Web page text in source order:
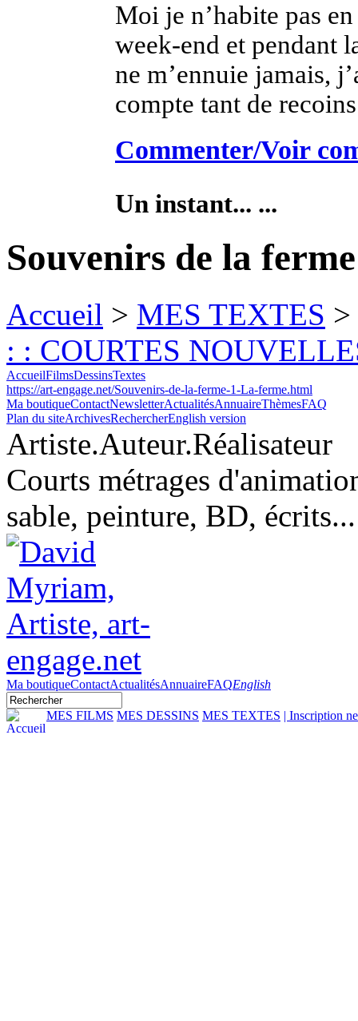
Moi je n’habite pas
week-end et pendant
ne m’ennuie jamais,
compte tant de
Commenter/Voir
Un instant... ...
Souvenirs de la
Accueil > MES TEXTES >
: : COURTES
AccueilFilmsDessinsTextes
https://art-engage.net/Souvenirs-de-la-ferme-1-La-ferme.html
Ma boutiqueContactNewsletterActualitésAnnuaireThèmesFAQ
Plan du siteArchivesRechercherEnglish version
Artiste.Auteur.Réalisateur
Courts métrages
sable, peinture, BD, écrits...
Ma boutiqueContactActualitésAnnuaireFAQEnglish
MES FILMS MES DESSINS MES TEXTES | Inscription